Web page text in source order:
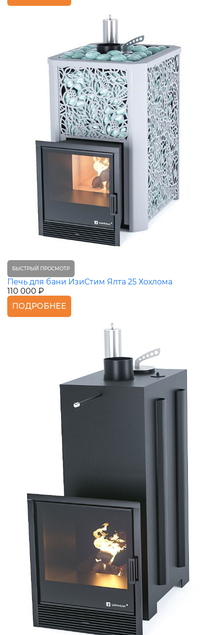
БЫСТРЫЙ ПРОСМОТР
Печь для бани ИзиСтим Ялта 25 Хохлома
110 000 ₽
ПОДРОБНЕЕ